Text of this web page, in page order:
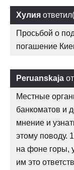
Хулия
Просьбой о
погашение
Peruanskaja
Местные
банкоматов и
мнение и
этому поводу.
на фоне горы,
им это